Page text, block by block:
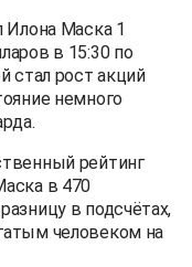
Илона Маска 1
в 15:30 по
стал рост акций
немного
рейтинг
в 470
в подсчётах,
человеком на